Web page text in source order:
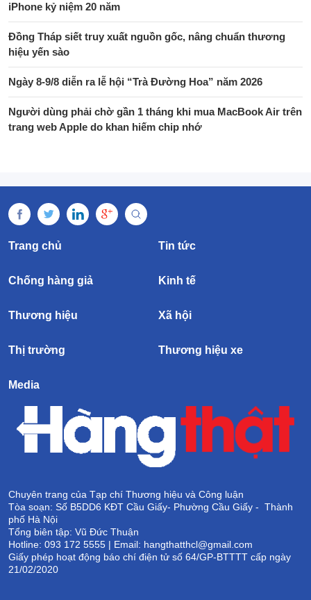
iPhone kỷ niệm 20 năm
Đồng Tháp siết truy xuất nguồn gốc, nâng chuẩn thương
hiệu yến sào
Ngày 8-9/8 diễn ra lễ hội “Trà Đường Hoa” năm 2026
Người dùng phải chờ gần 1 tháng khi mua MacBook Air trên
trang web Apple do khan hiếm chip nhớ
Trang chủ Tin tức
Chống hàng giả Kinh tế
Thương hiệu Xã hội
Thị trường Thương hiệu xe
Media
Chuyên trang của Tạp chí Thương hiệu và Công luận
Tòa soạn: Số B5DD6 KĐT Cầu Giấy- Phường Cầu Giấy - Thành
phố Hà Nội
Tổng biên tập: Vũ Đức Thuận
Hotline: 093 172 5555 | Email: hangthatthcl@gmail.com
Giấy phép hoạt động báo chí điện tử số 64/GP-BTTTT cấp ngày
21/02/2020